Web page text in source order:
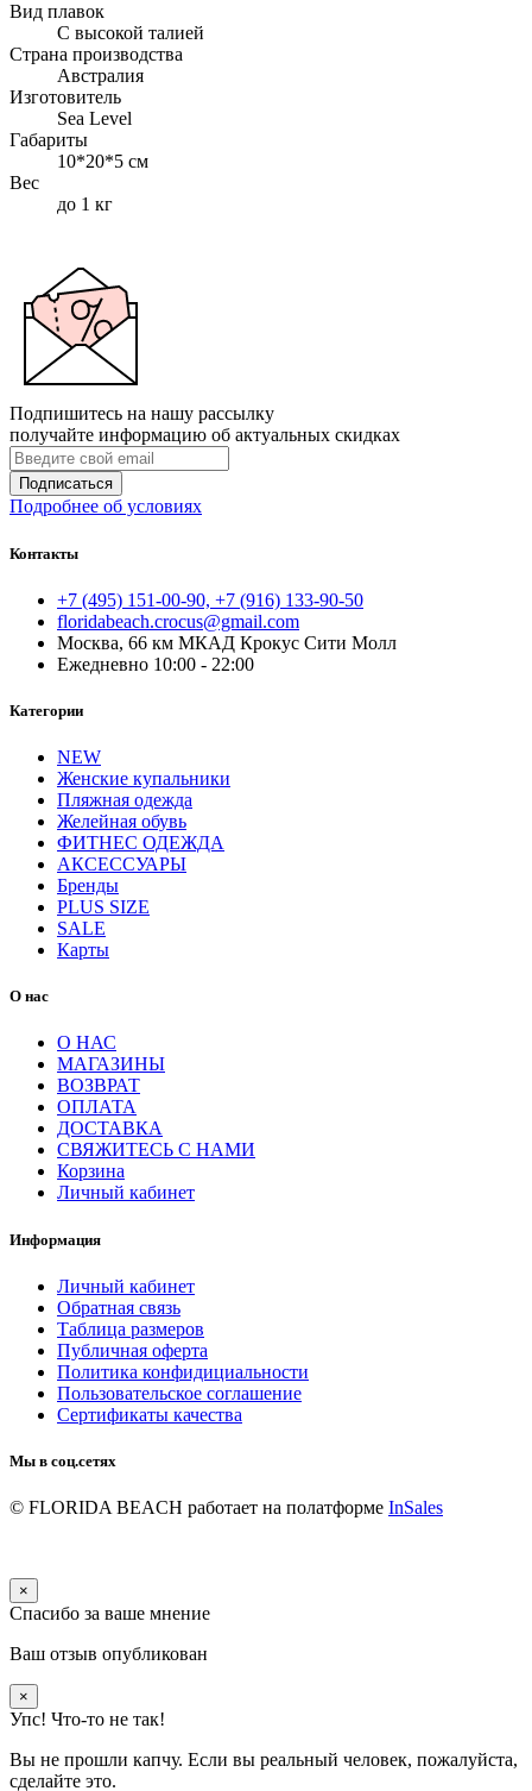
Вид плавок
С высокой талией
Страна производства
Австралия
Изготовитель
Sea Level
Габариты
10*20*5 см
Вес
до 1 кг
Подпишитесь на нашу рассылку
получайте информацию об актуальных скидках
Подписаться
Подробнее об условиях
Контакты
+7 (495) 151-00-90, +7 (916) 133-90-50
floridabeach.crocus@gmail.com
Москва, 66 км МКАД Крокус Сити Молл
Ежедневно 10:00 - 22:00
Категории
NEW
Женские купальники
Пляжная одежда
Желейная обувь
ФИТНЕС ОДЕЖДА
АКСЕССУАРЫ
Бренды
PLUS SIZE
SALE
Карты
О нас
О НАС
МАГАЗИНЫ
ВОЗВРАТ
ОПЛАТА
ДОСТАВКА
СВЯЖИТЕСЬ С НАМИ
Корзина
Личный кабинет
Информация
Личный кабинет
Обратная связь
Таблица размеров
Публичная оферта
Политика конфидициальности
Пользовательское соглашение
Сертификаты качества
Мы в соц.сетях
© FLORIDA BEACH работает на полатформе InSales
×
Спасибо за ваше мнение
Ваш отзыв опубликован
×
Упс! Что-то не так!
Вы не прошли капчу. Если вы реальный человек, пожалуйста,
сделайте это.